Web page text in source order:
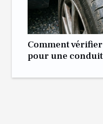
Comment
pour une